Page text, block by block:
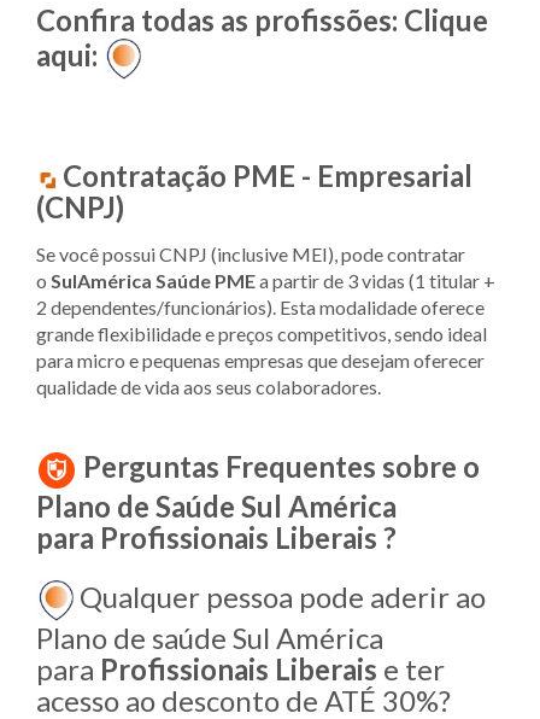
Confira todas as profissões: Clique
aqui:
Contratação PME - Empresarial
(CNPJ)
Se você possui CNPJ (inclusive MEI), pode contratar
o SulAmérica Saúde PMEa partir de 3 vidas (1 titular +
2 dependentes/funcionários). Esta modalidade oferece
grande flexibilidade e preços competitivos, sendo ideal
para micro e pequenas empresas que desejam oferecer
qualidade de vida aos seus colaboradores.
Perguntas Frequentes sobre o
Plano de Saúde Sul América
para Profissionais Liberais ?
Qualquer pessoa pode aderir ao
Plano de saúde Sul América
para Profissionais Liberais e ter
acesso ao desconto de ATÉ 30%?